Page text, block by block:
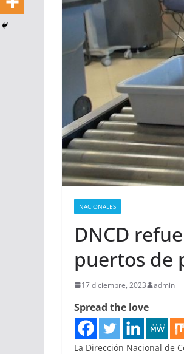
NACIONALES
DNCD
puertos de
17 diciembre, 2023 admin
Spread the love
La Dirección Nacional de